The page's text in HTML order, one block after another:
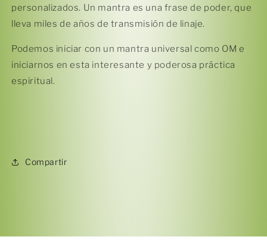
personalizados. Un mantra es una frase de poder, que
lleva miles de años de transmisión de linaje.
Podemos iniciar con un mantra universal como OM e
iniciarnos en esta interesante y poderosa práctica
espiritual.
Compartir